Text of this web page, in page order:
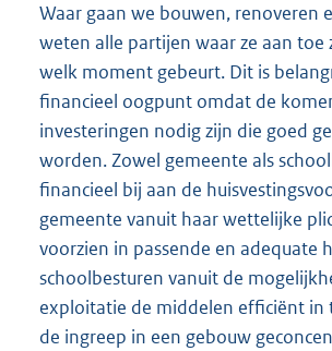
Waar gaan we bouwen, renoveren
weten alle partijen waar ze aan toe
welk moment gebeurt. Dit is
financieel oogpunt omdat de
investeringen nodig zijn die goed
worden. Zowel gemeente als
financieel bij aan de
gemeente vanuit haar wettelijke
voorzien in passende en adequate
schoolbesturen vanuit de
exploitatie de middelen efficiënt in
de ingreep in een gebouw